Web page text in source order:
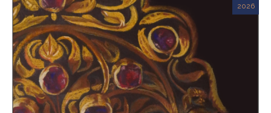
2026